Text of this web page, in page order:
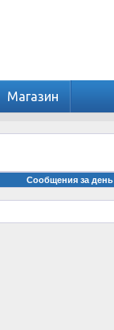
Магазин
Сообщения за день